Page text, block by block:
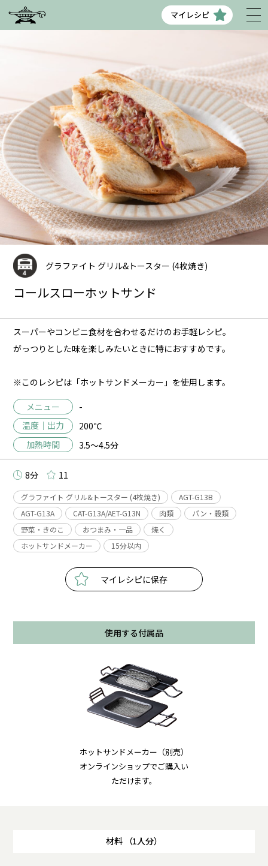
マイレシピ
グラファイト グリル&トースター (4枚焼き)
コールスローホットサンド
スーパーやコンビニ食材を合わせるだけのお手軽レシピ。
がっつりとした味を楽しみたいときに特におすすめです。
※このレシピは「ホットサンドメーカー」を使用します。
メニュー
-
温度｜出力
200℃
加熱時間
3.5～4.5分
8分 11
グラファイト グリル&トースター (4枚焼き)
AGT-G13B
AGT-G13A
CAT-G13A/AET-G13N 肉類
パン・穀類
野菜・きのこ
おつまみ・一品
焼く
ホットサンドメーカー
15分以内
マイレシピに保存
使用する付属品
ホットサンドメーカー（別売）
オンラインショップでご購入い
ただけます。
材料 （1人分）